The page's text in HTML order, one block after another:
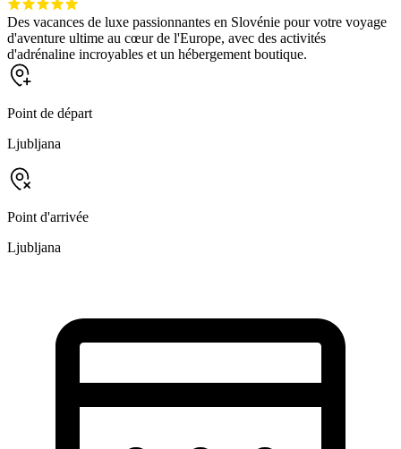
Des vacances de luxe passionnantes en Slovénie pour votre voyage
d'aventure ultime au cœur de l'Europe, avec des activités
d'adrénaline incroyables et un hébergement boutique.
Point de départ
Ljubljana
Point d'arrivée
Ljubljana